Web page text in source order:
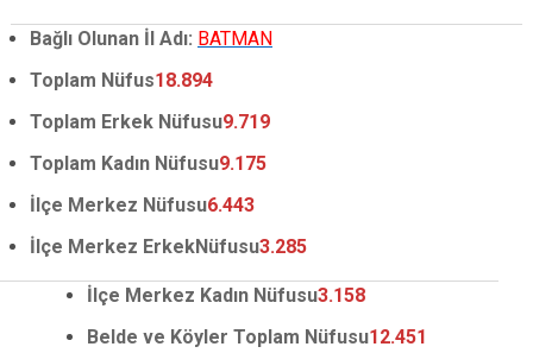
Bağlı Olunan İl Adı: BATMAN
Toplam Nüfus18.894
Toplam Erkek Nüfusu9.719
Toplam Kadın Nüfusu9.175
İlçe Merkez Nüfusu6.443
İlçe Merkez ErkekNüfusu3.285
İlçe Merkez Kadın Nüfusu3.158
Belde ve Köyler Toplam Nüfusu12.451